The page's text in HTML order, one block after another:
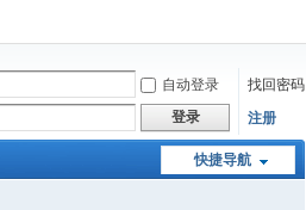
自动登录
找回密码
登录 注册
快捷导航